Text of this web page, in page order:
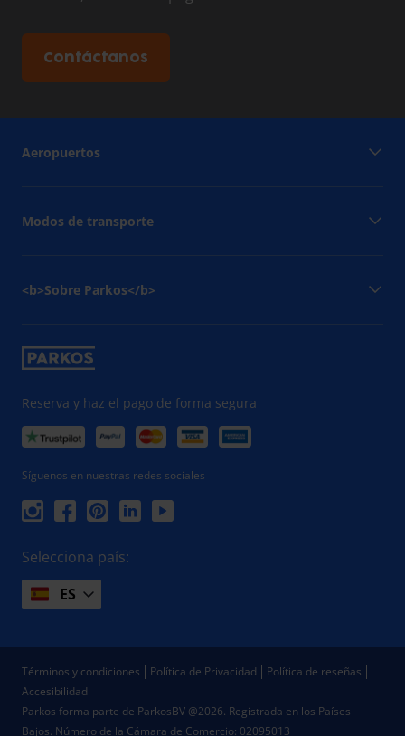
Contáctanos
Reserva y haz el pago de forma segura
Síguenos en nuestras redes sociales
Selecciona país:
ES
Aeropuertos
Modos de transporte
<b>Sobre Parkos</b>
Parkos forma parte de ParkosBV @2026. Registrada en los Países
Bajos. Número de la Cámara de Comercio: 02095013
Términos y condiciones Política de Privacidad
Política de reseñas
Accesibilidad